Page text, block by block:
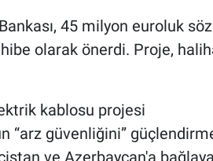
45 milyon euroluk
hibe olarak önerdi. Proje,
kablosu projesi
“arz güvenliğini”
ve Azerbaycan'a